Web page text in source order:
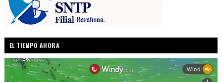
EL TIEMPO AHORA